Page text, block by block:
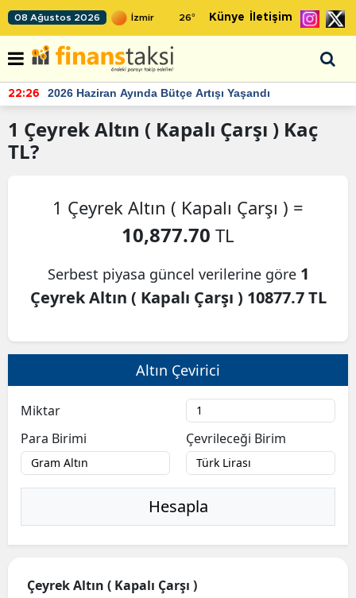
08 Ağustos 2026 26° Künye İletişim
22:26 2026 Haziran Ayında Bütçe Artışı Yaşandı
1 Çeyrek Altın ( Kapalı Çarşı ) Kaç
TL?
1 Çeyrek Altın ( Kapalı Çarşı ) =
10,877.70 TL
Serbest piyasa güncel verilerine göre 1
Çeyrek Altın ( Kapalı Çarşı ) 10877.7 TL
Altın Çevirici
Miktar
Para Birimi
Çevrileceği Birim
Hesapla
Çeyrek Altın ( Kapalı Çarşı )